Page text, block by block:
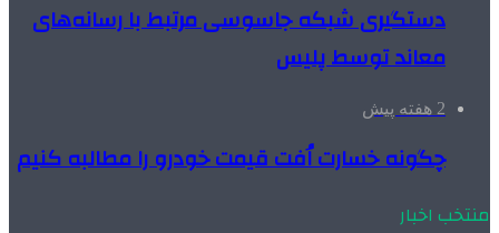
دستگیری شبکه جاسوسی مرتبط با رسانه‌های
معاند توسط پلیس
2 هفته پیش
چگونه خسارت اُفت قیمت خودرو را مطالبه کنیم
منتخب اخبار